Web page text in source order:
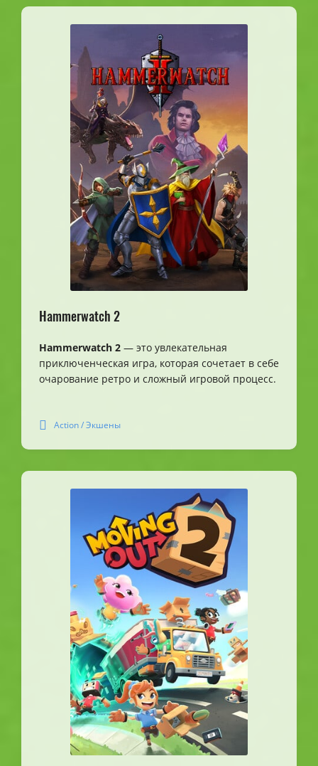
Hammerwatch 2
Hammerwatch 2 — это увлекательная
приключенческая игра, которая сочетает в себе
очарование ретро и сложный игровой процесс.
Action / Экшены